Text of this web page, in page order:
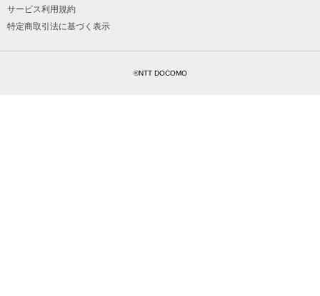
サービス利用規約
特定商取引法に基づく表示
©NTT DOCOMO